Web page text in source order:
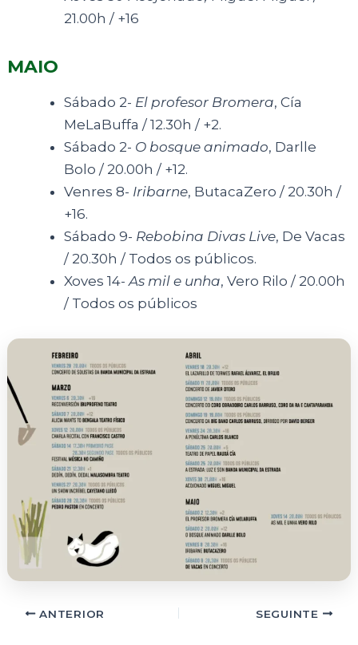
21.00h / +16
MAIO
Sábado 2- El profesor Bromera, Cía
MeLaBuffa / 12.30h / +2.
Sábado 2- O bosque animado, Darlle
Bolo / 20.00h / +12.
Venres 8- Iribarne, ButacaZero / 20.30h /
+16.
Sábado 9- Rebobina Divas Live, De Vacas
/ 20.30h / Todos os públicos.
Xoves 14- As mil e unha, Vero Rilo / 20.00h
/ Todos os públicos
ANTERIOR SEGUINTE